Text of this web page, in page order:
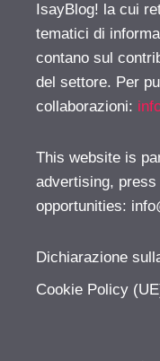
IsayBlog! la cui
tematici di
contano sul
del settore. Per
collaborazioni:
This website is
advertising,
opportunities:
Dichiarazione
Cookie Policy